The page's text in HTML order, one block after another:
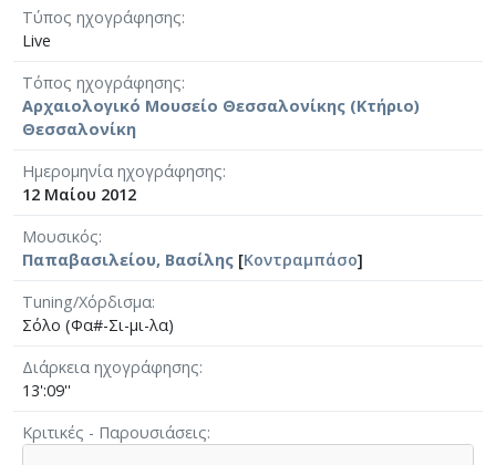
Τύπος ηχογράφησης
Live
Τόπος ηχογράφησης
Αρχαιολογικό Μουσείο Θεσσαλονίκης (Κτήριο)
Θεσσαλονίκη
Ημερομηνία ηχογράφησης
12 Μαίου 2012
Μουσικός
Παπαβασιλείου, Βασίλης [Κοντραμπάσο]
Tuning/Χόρδισμα
Σόλο (Φα#-Σι-μι-λα)
Διάρκεια ηχογράφησης
13':09''
Κριτικές - Παρουσιάσεις